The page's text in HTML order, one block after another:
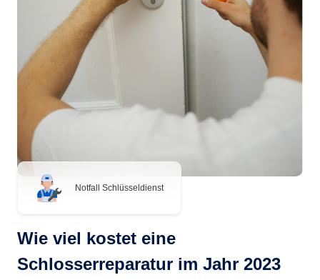
Notfall Schlüsseldienst
Wie viel kostet eine
Schlosserreparatur im Jahr 2023